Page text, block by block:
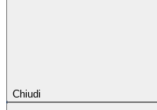
Chiudi